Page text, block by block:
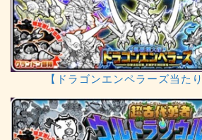
【ドラゴンエンペラーズ当た